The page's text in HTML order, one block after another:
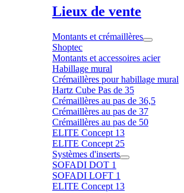
Lieux de vente
Montants et crémaillères
Shoptec
Montants et accessoires acier
Habillage mural
Crémaillères pour habillage mural
Hartz Cube Pas de 35
Crémaillères au pas de 36,5
Crémaillères au pas de 37
Crémaillères au pas de 50
ELITE Concept 13
ELITE Concept 25
Systèmes d'inserts
SOFADI DOT 1
SOFADI LOFT 1
ELITE Concept 13